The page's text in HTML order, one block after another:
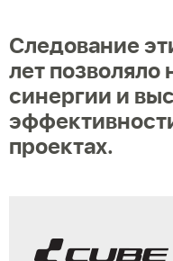
Следование
лет позволяло
синергии и
проектах.